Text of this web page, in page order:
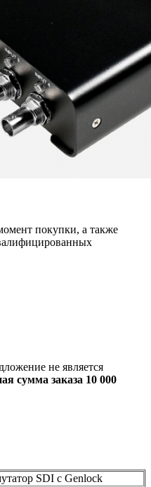
покупки, а также
не является
сумма заказа 10 000
SDI с Genlock